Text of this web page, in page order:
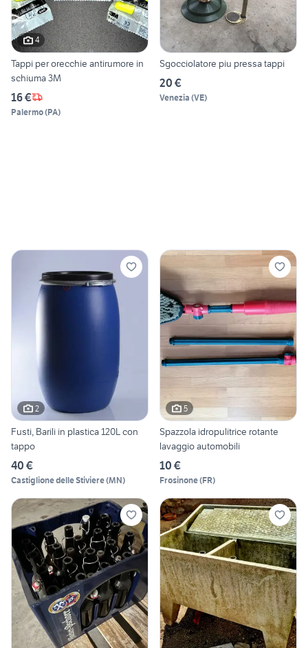
4
Tappi per orecchie antirumore in
schiuma 3M
16 €
Palermo(PA)
Sgocciolatore piu pressa tappi
20 €
Venezia (VE)
2
Fusti, Barili in plastica 120L con
tappo
40 €
Castiglione delle Stiviere(MN)
5
Spazzola idropulitrice rotante
lavaggio automobili
10 €
Frosinone(FR)